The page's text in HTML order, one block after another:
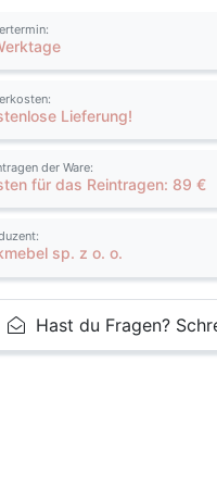
Lieferung!
der Ware:
für das Reintragen: 89 €
sp. z o. o.
Hast du Fragen?